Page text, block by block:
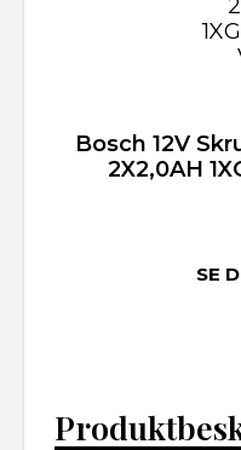
Bosch 12V
2X2,0AH
SE